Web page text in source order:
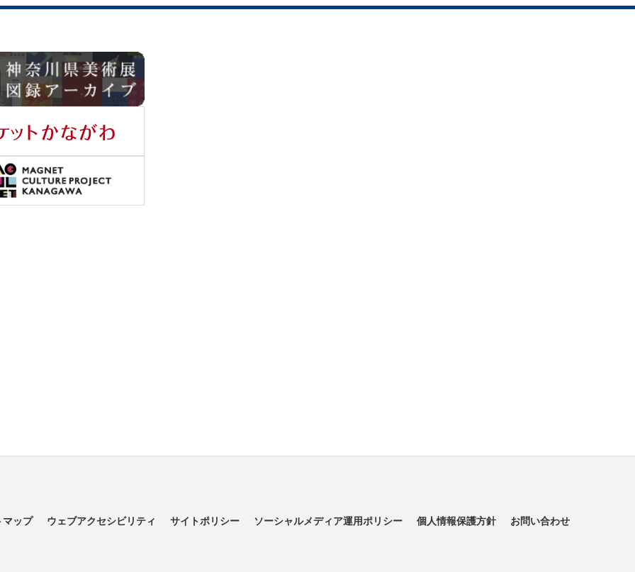
マップ ウェブアクセシビリティ サイトポリシー ソーシャルメディア運用ポリシー 個人情報保護方針 お問い合わせ